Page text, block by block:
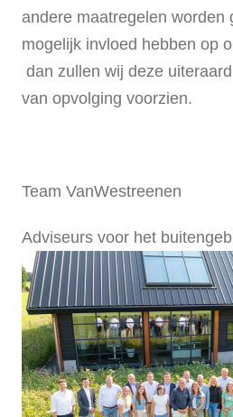
andere maatregelen worden
mogelijk invloed hebben op
dan zullen wij deze
van opvolging voorzien.
Team VanWestreenen
Adviseurs voor het